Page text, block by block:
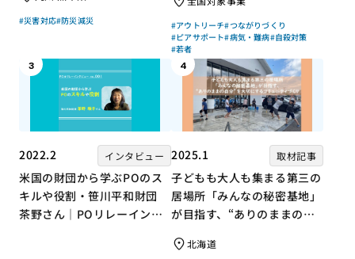
#災害対応#防災減災
組み
#アウトリーチ#つながりづくり
#ピアサポート#病気・難病#自殺対策
#若者
3
2022.2 インタビュー
米国の財団から学ぶPOのス
キルや役割・笹川平和財団
茶野さん｜POリレーインタ
4
2025.1 取材記事
子どもも大人も集まる第三の
居場所「みんなの秘密基地」
が目指す、“ありのままの自
ィづくり
北海道